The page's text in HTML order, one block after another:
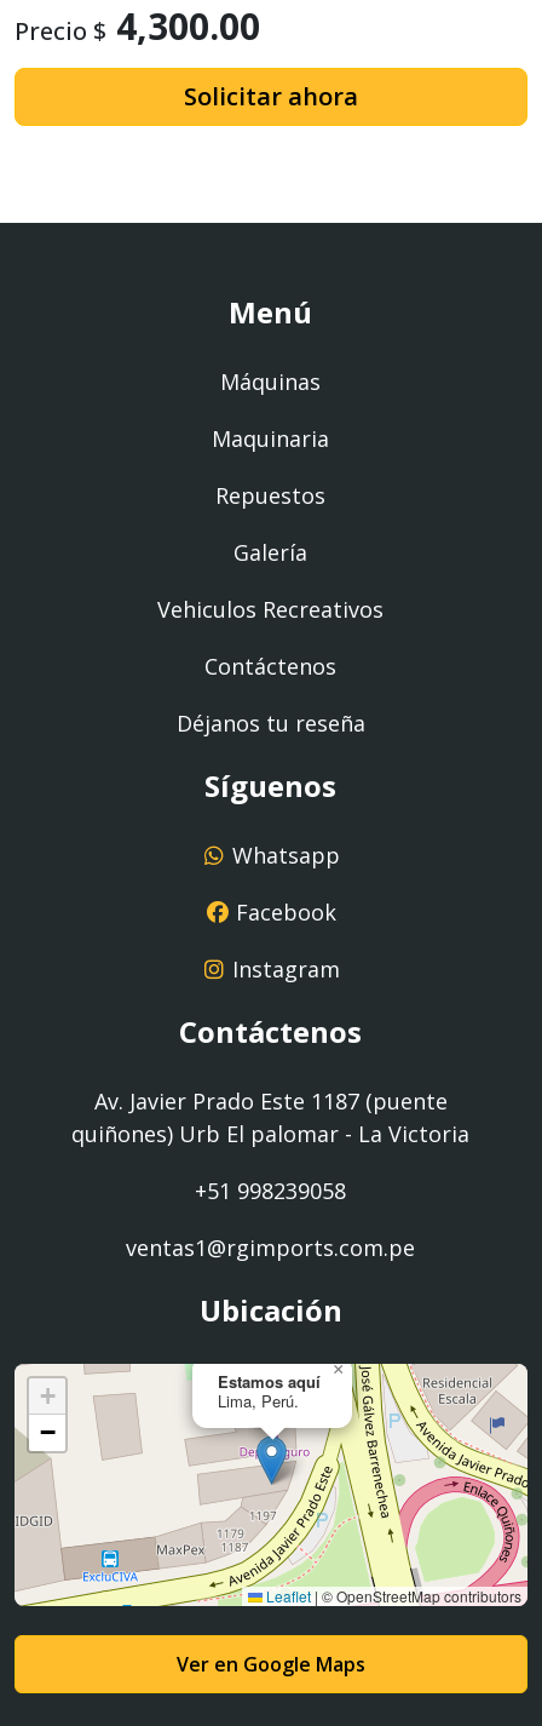
Precio $ 4,300.00
Solicitar ahora
Menú
Máquinas
Maquinaria
Repuestos
Galería
Vehiculos Recreativos
Contáctenos
Déjanos tu reseña
Síguenos
Whatsapp
Facebook
Instagram
Contáctenos
Av. Javier Prado Este 1187 (puente
quiñones) Urb El palomar - La Victoria
+51 998239058
ventas1@rgimports.com.pe
Ubicación
Estamos aquí
Lima, Perú.
×
+
−
Leaflet | © OpenStreetMap contributors
Ver en Google Maps